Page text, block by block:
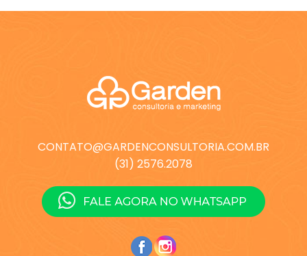
CONTATO@GARDENCONSULTORIA.COM.BR
(31) 2576.2078